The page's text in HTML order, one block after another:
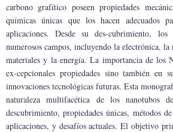
carbono grafítico poseen propiedades
químicas únicas que los hacen adecuados
aplicaciones. Desde su des-cubrimiento,
numerosos campos, incluyendo la electrónica,
materiales y la energía. La importancia de los
ex-cepcionales propiedades sino también en
innovaciones tecnológicas futuras. Esta
naturaleza multifacética de los nanotubos
descubrimiento, propiedades únicas, métodos
aplicaciones, y desafíos actuales. El objetivo